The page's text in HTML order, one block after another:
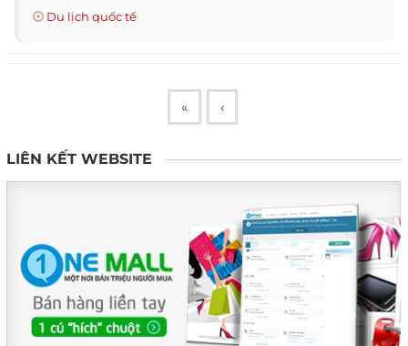
Du lịch quốc tế
« ‹
LIÊN KẾT WEBSITE